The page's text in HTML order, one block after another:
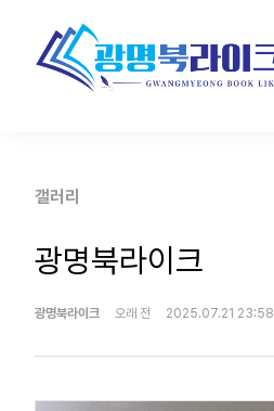
갤러리
광명북라이크
광명북라이크 오래 전 2025.07.21 23:58